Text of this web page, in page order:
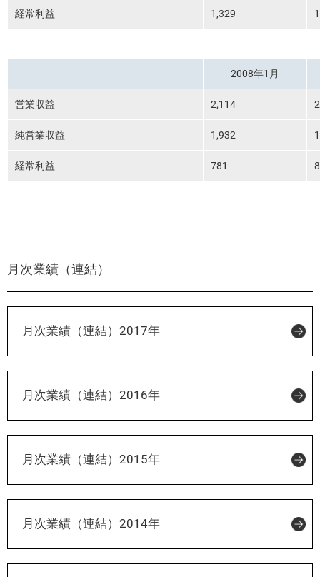
経常利益 1,329
2008年1月
営業収益 2,114
純営業収益 1,932
経常利益 781
月次業績（連結）
月次業績（連結）2017年
月次業績（連結）2016年
月次業績（連結）2015年
月次業績（連結）2014年